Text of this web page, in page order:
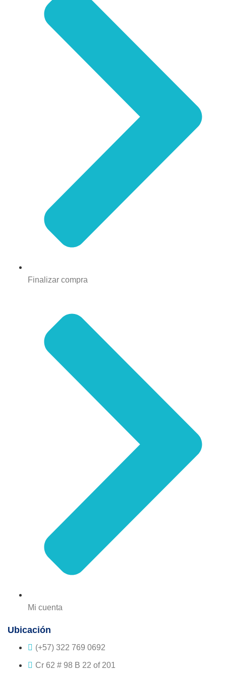
Finalizar compra
Mi cuenta
Ubicación
(+57) 322 769 0692
Cr 62 # 98 B 22 of 201